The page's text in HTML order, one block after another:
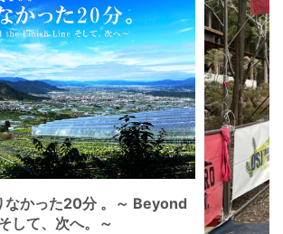
なかった20分 。～ Beyond
して、次へ。～